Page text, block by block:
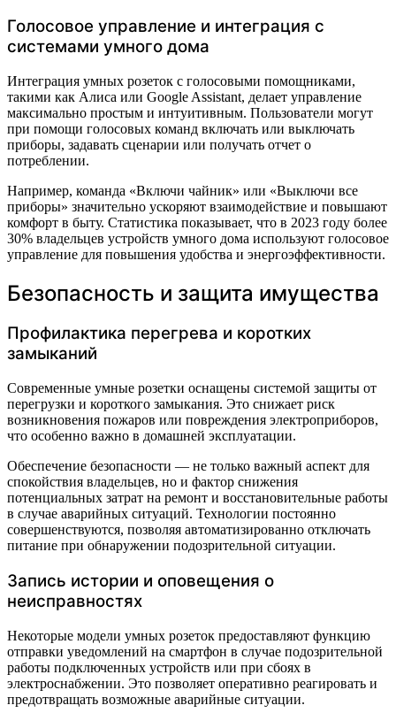
Голосовое управление и интеграция с
системами умного дома
Интеграция умных розеток с голосовыми помощниками,
такими как Алисa или Google Assistant, делает управление
максимально простым и интуитивным. Пользователи могут
при помощи голосовых команд включать или выключать
приборы, задавать сценарии или получать отчет о
потреблении.
Например, команда «Включи чайник» или «Выключи все
приборы» значительно ускоряют взаимодействие и повышают
комфорт в быту. Статистика показывает, что в 2023 году более
30% владельцев устройств умного дома используют голосовое
управление для повышения удобства и энергоэффективности.
Безопасность и защита имущества
Профилактика перегрева и коротких
замыканий
Современные умные розетки оснащены системой защиты от
перегрузки и короткого замыкания. Это снижает риск
возникновения пожаров или повреждения электроприборов,
что особенно важно в домашней эксплуатации.
Обеспечение безопасности — не только важный аспект для
спокойствия владельцев, но и фактор снижения
потенциальных затрат на ремонт и восстановительные работы
в случае аварийных ситуаций. Технологии постоянно
совершенствуются, позволяя автоматизированно отключать
питание при обнаружении подозрительной ситуации.
Запись истории и оповещения о
неисправностях
Некоторые модели умных розеток предоставляют функцию
отправки уведомлений на смартфон в случае подозрительной
работы подключенных устройств или при сбоях в
электроснабжении. Это позволяет оперативно реагировать и
предотвращать возможные аварийные ситуации.